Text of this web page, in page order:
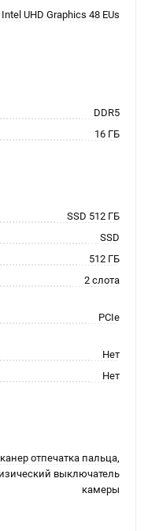
Intel UHD Graphics 48 EUs
DDR5
16 ГБ
SSD 512 ГБ
SSD
512 ГБ
2 слота
PCIe
Нет
Нет
отпечатка пальца,
выключатель
камеры